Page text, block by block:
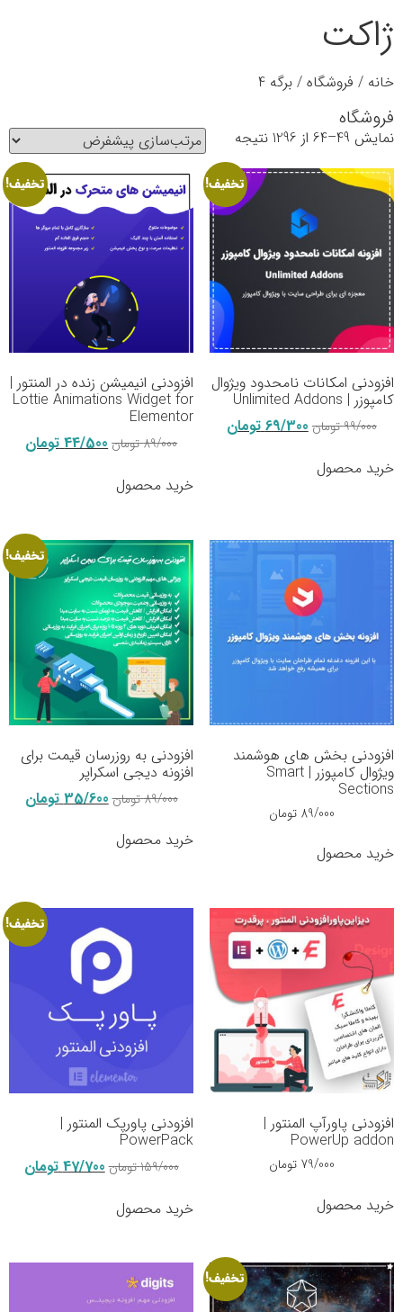
ژاکت
خانه / فروشگاه / برگه 4
فروشگاه
نمایش 49–64 از 1296 نتیجه
تخفیف!
افزودنی امکانات نامحدود ویژوال
کامپوزر | Unlimited Addons
99/000تومان69/300 تومان
خرید محصول
تخفیف!
افزودنی انیمیشن زنده در المنتور |
Lottie Animations Widget for
Elementor
89/000تومان44/500 تومان
خرید محصول
افزودنی بخش های هوشمند
ویژوال کامپوزر | Smart
Sections
89/000 تومان
خرید محصول
تخفیف!
افزودنی به روزرسان قیمت برای
افزونه دیجی اسکراپر
89/000تومان35/600 تومان
خرید محصول
افزودنی پاورآپ المنتور |
PowerUp addon
79/000 تومان
خرید محصول
تخفیف!
افزودنی پاورپک المنتور |
PowerPack
159/000تومان47/700 تومان
خرید محصول
تخفیف!